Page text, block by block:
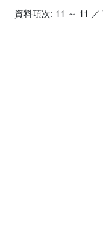
資料項次: 11 ～ 11 ／